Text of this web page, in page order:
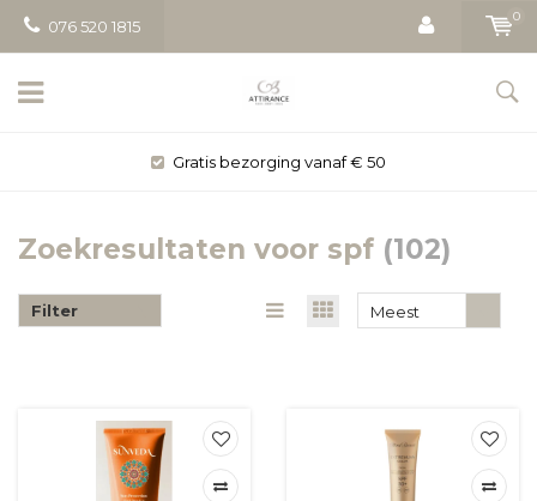
076 520 1815
0
Gratis bezorging vanaf € 50
Zoekresultaten voor spf (102)
Filter
Meest